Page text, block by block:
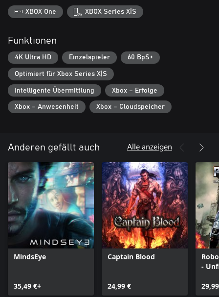
XBOX One XBOX Series X|S
Funktionen
4K Ultra HD Einzelspieler 60 BpS+
Optimiert für Xbox Series X|S
Intelligente Übermittlung Xbox – Erfolge
Xbox – Anwesenheit Xbox – Cloudspeicher
Anderen gefällt auch Alle anzeigen
MindsEye
35,49 €+
Captain Blood
24,99 €
-